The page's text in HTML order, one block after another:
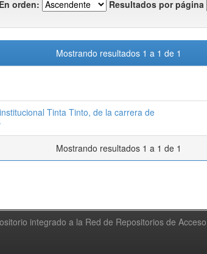
En orden: Resultados por página
Mostrando resultados 1 a 1 de 1
Tinta Tinto, de la carrera de
Mostrando resultados 1 a 1 de 1
integrado a la Red de Repositorios de